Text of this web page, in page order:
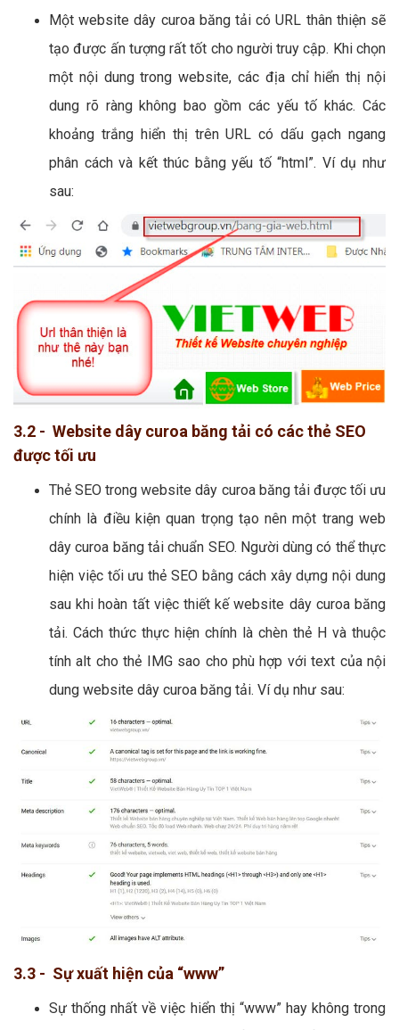
Một website dây curoa băng tải có URL thân thiện sẽ
tạo được ấn tượng rất tốt cho người truy cập. Khi chọn
một nội dung trong website, các địa chỉ hiển thị nội
dung rõ ràng không bao gồm các yếu tố khác. Các
khoảng trắng hiển thị trên URL có dấu gạch ngang
phân cách và kết thúc bằng yếu tố “html”. Ví dụ như
sau:
3.2 - Website dây curoa băng tải có các thẻ SEO
được tối ưu
Thẻ SEO trong website dây curoa băng tải được tối ưu
chính là điều kiện quan trọng tạo nên một trang web
dây curoa băng tải chuẩn SEO. Người dùng có thể thực
hiện việc tối ưu thẻ SEO bằng cách xây dựng nội dung
sau khi hoàn tất việc thiết kế website dây curoa băng
tải. Cách thức thực hiện chính là chèn thẻ H và thuộc
tính alt cho thẻ IMG sao cho phù hợp với text của nội
dung website dây curoa băng tải. Ví dụ như sau:
3.3 - Sự xuất hiện của “www”
Sự thống nhất về việc hiển thị “www” hay không trong